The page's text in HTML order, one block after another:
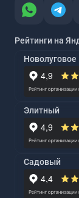
Рейтинги на
Новолуговое
Элитный
Садовый